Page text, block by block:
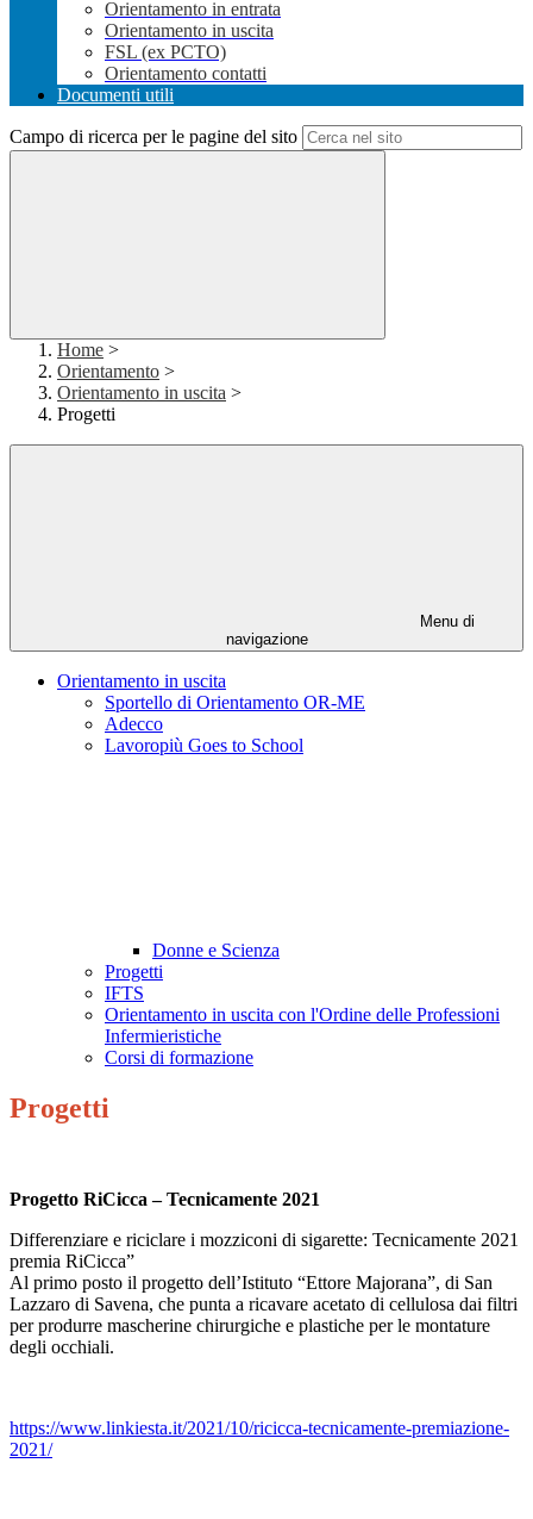
Orientamento in entrata
Orientamento in uscita
FSL (ex PCTO)
Orientamento contatti
Documenti utili
Campo di ricerca per le pagine del sito
Home >
Orientamento >
Orientamento in uscita >
Progetti
Menu di
navigazione
Orientamento in uscita
Sportello di Orientamento OR-ME
Adecco
Lavoropiù Goes to School
Donne e Scienza
Progetti
IFTS
Orientamento in uscita con l'Ordine delle Professioni
Infermieristiche
Corsi di formazione
Progetti
Progetto RiCicca – Tecnicamente 2021
Differenziare e riciclare i mozziconi di sigarette: Tecnicamente 2021
premia RiCicca”
Al primo posto il progetto dell’Istituto “Ettore Majorana”, di San
Lazzaro di Savena, che punta a ricavare acetato di cellulosa dai filtri
per produrre mascherine chirurgiche e plastiche per le montature
degli occhiali.
https://www.linkiesta.it/2021/10/ricicca-tecnicamente-premiazione-
2021/